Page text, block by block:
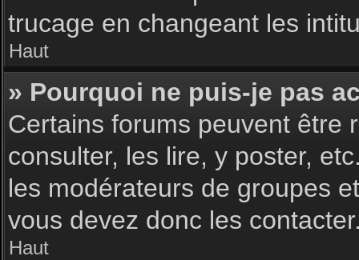
trucage en changeant les
Haut
» Pourquoi ne puis-je pas
Certains forums peuvent être
consulter, les lire, y poster,
les modérateurs de groupes
vous devez donc les
Haut